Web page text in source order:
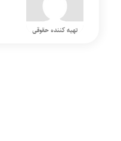
تهیه کننده حقوقی